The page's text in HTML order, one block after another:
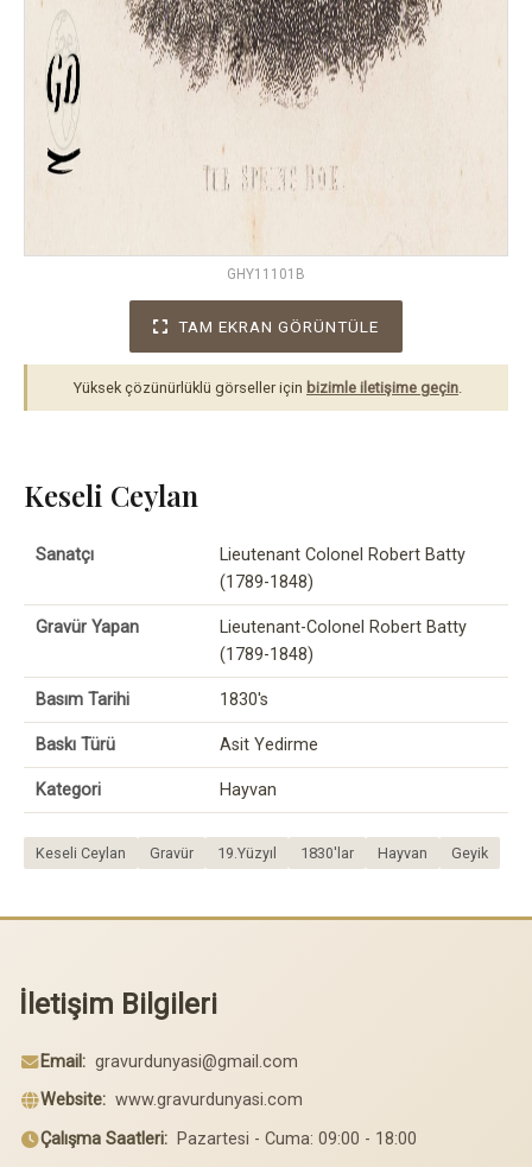
GHY11101B
TAM EKRAN GÖRÜNTÜLE
Yüksek çözünürlüklü görseller için bizimle iletişime geçin
Keseli Ceylan
Sanatçı
Lieutenant Colonel Robert Batty
(1789-1848)
Gravür Yapan
Lieutenant-Colonel Robert Batty
(1789-1848)
Basım Tarihi 1830's
Baskı Türü Asit Yedirme
Kategori Hayvan
Keseli Ceylan Gravür 19.Yüzyıl 1830'lar Hayvan Geyik
İletişim Bilgileri
Email: gravurdunyasi@gmail.com
Website: www.gravurdunyasi.com
Çalışma Saatleri: Pazartesi - Cuma: 09:00 - 18:00